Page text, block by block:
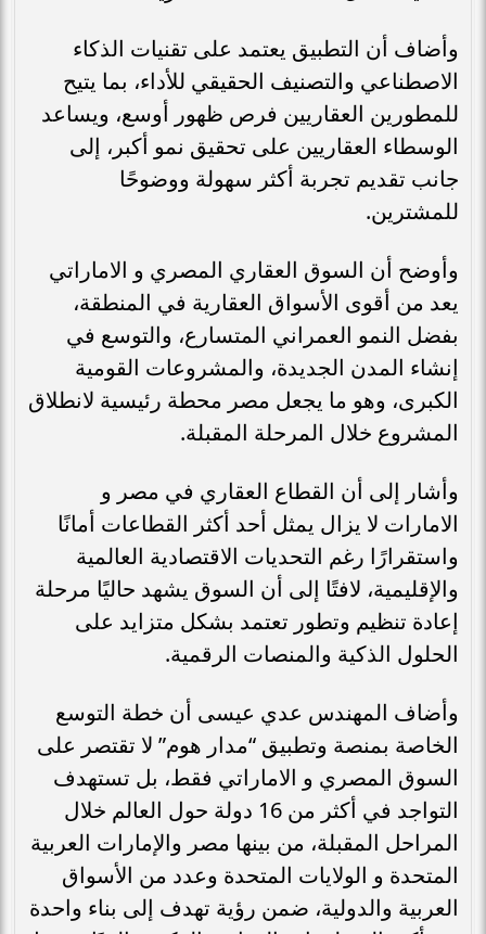
وأضاف أن التطبيق يعتمد على تقنيات الذكاء
الاصطناعي والتصنيف الحقيقي للأداء، بما يتيح
للمطورين العقاريين فرص ظهور أوسع، ويساعد
الوسطاء العقاريين على تحقيق نمو أكبر، إلى
جانب تقديم تجربة أكثر سهولة ووضوحًا
للمشترين.
وأوضح أن السوق العقاري المصري و الاماراتي
يعد من أقوى الأسواق العقارية في المنطقة،
بفضل النمو العمراني المتسارع، والتوسع في
إنشاء المدن الجديدة، والمشروعات القومية
الكبرى، وهو ما يجعل مصر محطة رئيسية لانطلاق
المشروع خلال المرحلة المقبلة.
وأشار إلى أن القطاع العقاري في مصر و
الامارات لا يزال يمثل أحد أكثر القطاعات أمانًا
واستقرارًا رغم التحديات الاقتصادية العالمية
والإقليمية، لافتًا إلى أن السوق يشهد حاليًا مرحلة
إعادة تنظيم وتطور تعتمد بشكل متزايد على
الحلول الذكية والمنصات الرقمية.
وأضاف المهندس عدي عيسى أن خطة التوسع
الخاصة بمنصة وتطبيق “مدار هوم” لا تقتصر على
السوق المصري و الاماراتي فقط، بل تستهدف
التواجد في أكثر من 16 دولة حول العالم خلال
المراحل المقبلة، من بينها مصر والإمارات العربية
المتحدة و الولايات المتحدة وعدد من الأسواق
العربية والدولية، ضمن رؤية تهدف إلى بناء واحدة